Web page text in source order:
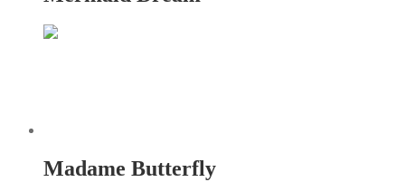
Madame Butterfly